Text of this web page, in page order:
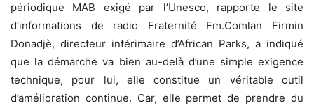
périodique MAB exigé par l’Unesco, rapporte le site
d’informations de radio Fraternité Fm.Comlan Firmin
Donadjè, directeur intérimaire d’African Parks, a indiqué
que la démarche va bien au-delà d’une simple exigence
technique, pour lui, elle constitue un véritable outil
d’amélioration continue. Car, elle permet de prendre du